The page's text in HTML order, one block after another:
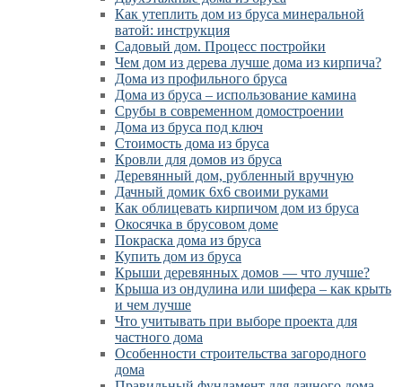
Как утеплить дом из бруса минеральной
ватой: инструкция
Садовый дом. Процесс постройки
Чем дом из дерева лучше дома из кирпича?
Дома из профильного бруса
Дома из бруса – использование камина
Срубы в современном домостроении
Дома из бруса под ключ
Стоимость дома из бруса
Кровли для домов из бруса
Деревянный дом, рубленный вручную
Дачный домик 6х6 своими руками
Как облицевать кирпичом дом из бруса
Окосячка в брусовом доме
Покраска дома из бруса
Купить дом из бруса
Крыши деревянных домов — что лучше?
Крыша из ондулина или шифера – как крыть
и чем лучше
Что учитывать при выборе проекта для
частного дома
Особенности строительства загородного
дома